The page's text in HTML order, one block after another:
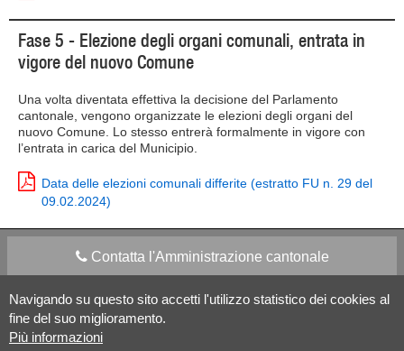
Navigando su questo sito accetti l'utilizzo statistico dei cookies al
fine del suo miglioramento.
Più informazioni
Fase 5 - Elezione degli organi comunali, entrata in
vigore del nuovo Comune
Una volta diventata effettiva la decisione del Parlamento
cantonale, vengono organizzate le elezioni degli organi del
nuovo Comune. Lo stesso entrerà formalmente in vigore con
l’entrata in carica del Municipio.
Data delle elezioni comunali differite (estratto FU n. 29 del
09.02.2024)
Contatta l'Amministrazione cantonale
Apps Mobile Social media